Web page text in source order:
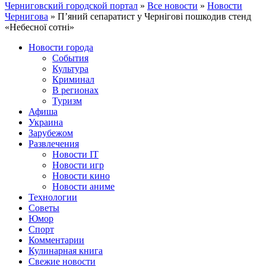
Черниговский городской портал » Все новости » Новости
Чернигова » П’яний сепаратист у Чернігові пошкодив стенд
«Небесної сотні»
Новости города
События
Культура
Криминал
В регионах
Туризм
Афиша
Украина
Зарубежом
Развлечения
Новости IT
Новости игр
Новости кино
Новости аниме
Технологии
Советы
Юмор
Спорт
Комментарии
Кулинарная книга
Свежие новости